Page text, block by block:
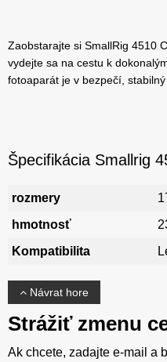
Zaobstarajte si SmallRig 4510
vydejte sa na cestu k
fotoaparát je v bezpečí,
Špecifikácia Smallrig
rozmery
hmotnosť
Kompatibilita
Návrat hore
Strážiť zmenu
Ak chcete, zadajte e-mail a